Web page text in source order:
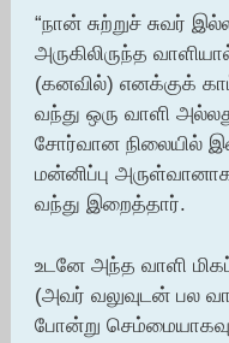
“நான் சுற்றுச் சுவர்
அருகிலிருந்த
(கனவில்) எனக்குக்
வந்து ஒரு வாளி
சோர்வான நிலையில்
மன்னிப்பு
வந்து இறைத்தார்.
உடனே அந்த வாளி
(அவர் வலுவுடன் பல
போன்று